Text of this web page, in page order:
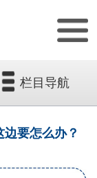
栏目导航
要怎么办？